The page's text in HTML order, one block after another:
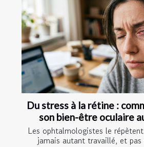
Du stress à la rétine :
son bien-être oculaire
Les ophtalmologistes le
jamais autant travaillé, et pas